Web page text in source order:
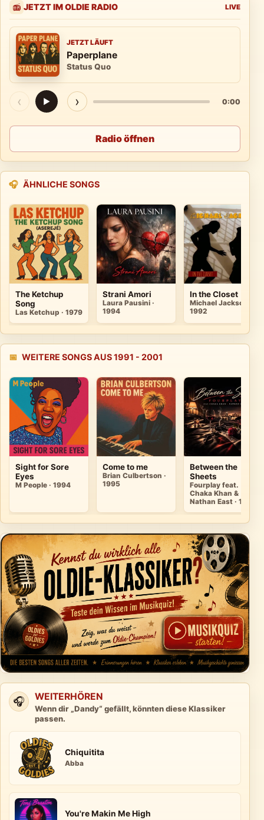
📻 JETZT IM OLDIE RADIO LIVE
JETZT LÄUFT
Paperplane
Status Quo
‹ ▶ › 0:00
Radio öffnen
🎧 ÄHNLICHE SONGS
The Ketchup
Song
Las Ketchup · 1979
Strani Amori
Laura Pausini ·
1994
In the Closet
Michael Jackson ·
1992
📅 WEITERE SONGS AUS 1991 - 2001
Sight for Sore
Eyes
M People · 1994
Come to me
Brian Culbertson ·
1995
Between the
Sheets
Fourplay feat.
Chaka Khan &
Nathan East · 1993
🎧 WEITERHÖREN
Wenn dir „Dandy“ gefällt, könnten diese Klassiker
passen.
Chiquitita
Abba
You're Makin Me High